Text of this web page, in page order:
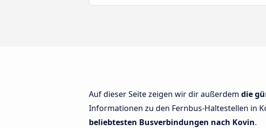
Auf dieser Seite zeigen wir dir außerdem die
Informationen zu den Fernbus-Haltestellen in
beliebtesten Busverbindungen nach Kovin.